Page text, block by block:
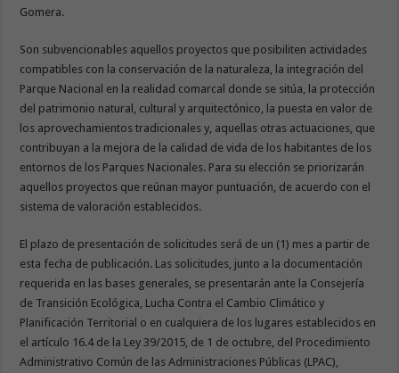
Gomera.
Son subvencionables aquellos proyectos que posibiliten actividades
compatibles con la conservación de la naturaleza, la integración del
Parque Nacional en la realidad comarcal donde se sitúa, la protección
del patrimonio natural, cultural y arquitectónico, la puesta en valor de
los aprovechamientos tradicionales y, aquellas otras actuaciones, que
contribuyan a la mejora de la calidad de vida de los habitantes de los
entornos de los Parques Nacionales. Para su elección se priorizarán
aquellos proyectos que reúnan mayor puntuación, de acuerdo con el
sistema de valoración establecidos.
El plazo de presentación de solicitudes será de un (1) mes a partir de
esta fecha de publicación. Las solicitudes, junto a la documentación
requerida en las bases generales, se presentarán ante la Consejería
de Transición Ecológica, Lucha Contra el Cambio Climático y
Planificación Territorial o en cualquiera de los lugares establecidos en
el artículo 16.4 de la Ley 39/2015, de 1 de octubre, del Procedimiento
Administrativo Común de las Administraciones Públicas (LPAC),